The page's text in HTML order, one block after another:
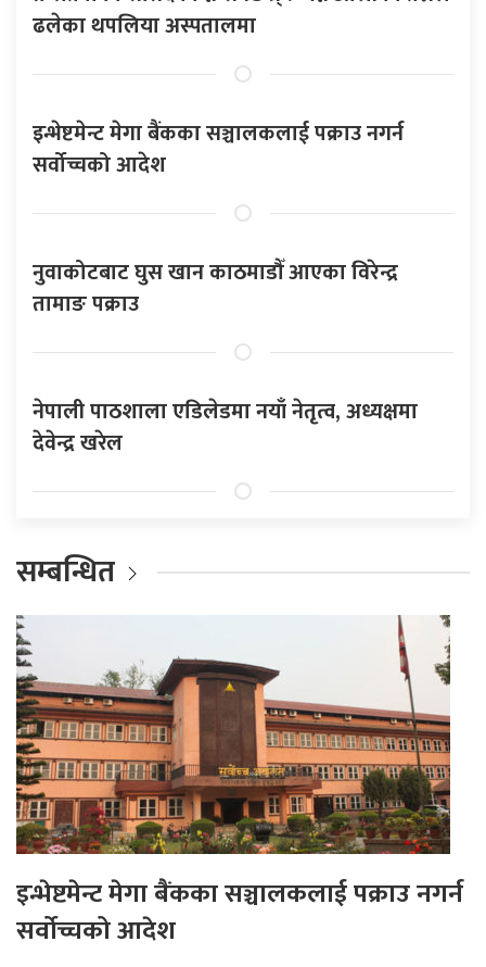
ढलेका थपलिया अस्पतालमा
इन्भेष्टमेन्ट मेगा बैंकका सञ्चालकलाई पक्राउ नगर्न
सर्वोच्चको आदेश
नुवाकोटबाट घुस खान काठमाडौँ आएका विरेन्द्र
तामाङ पक्राउ
नेपाली पाठशाला एडिलेडमा नयाँ नेतृत्व, अध्यक्षमा
देवेन्द्र खरेल
सम्बन्धित
इन्भेष्टमेन्ट मेगा बैंकका सञ्चालकलाई पक्राउ नगर्न
सर्वोच्चको आदेश